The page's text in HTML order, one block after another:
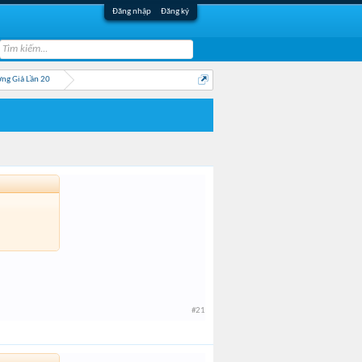
Đăng nhập Đăng ký
Giả Lần 20
#21